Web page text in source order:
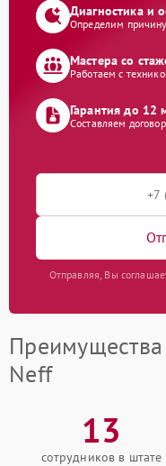
Диагностика и
Определим
Мастера со
Работаем с
Гарантия до 12
Составляем
Отправляя, Вы
Преимущества
Neff
13
сотрудников в штате